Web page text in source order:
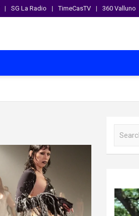
SG La Radio TimeCasTV 360 Valluno